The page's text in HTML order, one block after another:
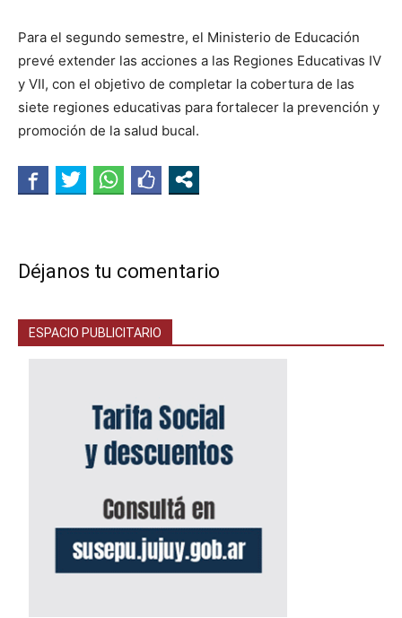
Para el segundo semestre, el Ministerio de Educación
prevé extender las acciones a las Regiones Educativas IV
y VII, con el objetivo de completar la cobertura de las
siete regiones educativas para fortalecer la prevención y
promoción de la salud bucal.
Déjanos tu comentario
ESPACIO PUBLICITARIO